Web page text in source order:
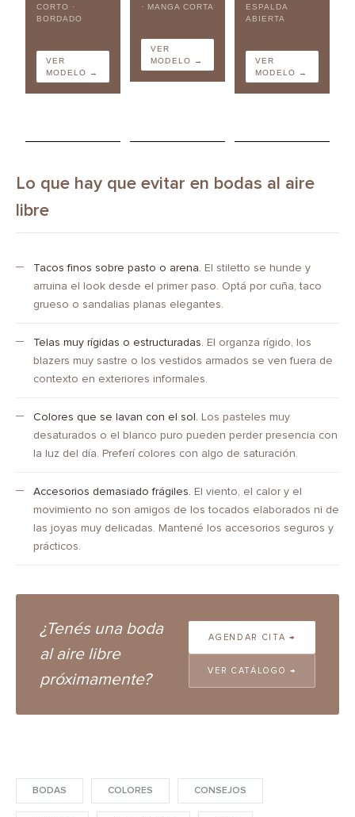
CORTO ·
BORDADO
VER
MODELO →
· MANGA CORTA
VER
MODELO →
ESPALDA
ABIERTA
VER
MODELO →
Lo que hay que evitar en bodas al aire
libre
Tacos finos sobre pasto o arena. El stiletto se hunde y
arruina el look desde el primer paso. Optá por cuña, taco
grueso o sandalias planas elegantes.
Telas muy rígidas o estructuradas. El organza rígido, los
blazers muy sastre o los vestidos armados se ven fuera de
contexto en exteriores informales.
Colores que se lavan con el sol. Los pasteles muy
desaturados o el blanco puro pueden perder presencia con
la luz del día. Preferí colores con algo de saturación.
Accesorios demasiado frágiles. El viento, el calor y el
movimiento no son amigos de los tocados elaborados ni de
las joyas muy delicadas. Mantené los accesorios seguros y
prácticos.
¿Tenés una boda
al aire libre
próximamente?
AGENDAR CITA →
VER CATÁLOGO →
BODAS COLORES CONSEJOS